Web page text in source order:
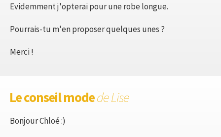
Evidemment j'opterai pour une robe longue.
Pourrais-tu m'en proposer quelques unes ?
Merci !
Le conseil modede Lise
Bonjour Chloé :)